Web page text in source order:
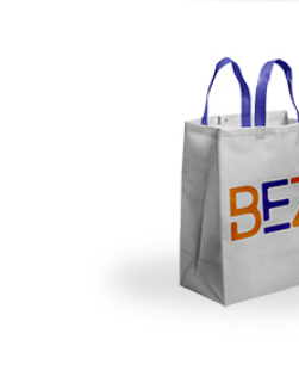
Mağaza Bez Çantaları
Mağaza için bez çanta | Çeşitleri | Fiyatları